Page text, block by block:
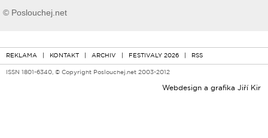
© Poslouchej.net
REKLAMA | KONTAKT | ARCHIV | FESTIVALY 2026 | RSS
ISSN 1801-6340, © Copyright Poslouchej.net 2003-2012
Webdesign a grafika Jiří Kir